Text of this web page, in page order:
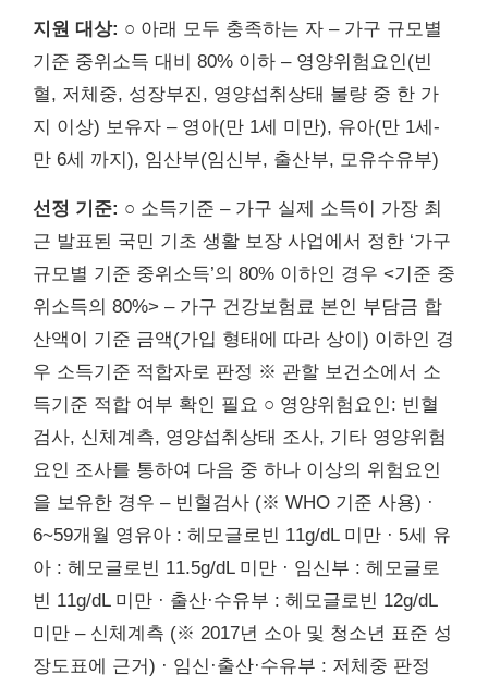
지원 대상: ○ 아래 모두 충족하는 자 – 가구 규모별
기준 중위소득 대비 80% 이하 – 영양위험요인(빈
혈, 저체중, 성장부진, 영양섭취상태 불량 중 한 가
지 이상) 보유자 – 영아(만 1세 미만), 유아(만 1세-
만 6세 까지), 임산부(임신부, 출산부, 모유수유부)
선정 기준: ○ 소득기준 – 가구 실제 소득이 가장 최
근 발표된 국민 기초 생활 보장 사업에서 정한 ‘가구
규모별 기준 중위소득’의 80% 이하인 경우 <기준 중
위소득의 80%> – 가구 건강보험료 본인 부담금 합
산액이 기준 금액(가입 형태에 따라 상이) 이하인 경
우 소득기준 적합자로 판정 ※ 관할 보건소에서 소
득기준 적합 여부 확인 필요 ○ 영양위험요인: 빈혈
검사, 신체계측, 영양섭취상태 조사, 기타 영양위험
요인 조사를 통하여 다음 중 하나 이상의 위험요인
을 보유한 경우 – 빈혈검사 (※ WHO 기준 사용) ·
6~59개월 영유아 : 헤모글로빈 11g/dL 미만 · 5세 유
아 : 헤모글로빈 11.5g/dL 미만 · 임신부 : 헤모글로
빈 11g/dL 미만 · 출산·수유부 : 헤모글로빈 12g/dL
미만 – 신체계측 (※ 2017년 소아 및 청소년 표준 성
장도표에 근거) · 임신·출산·수유부 : 저체중 판정